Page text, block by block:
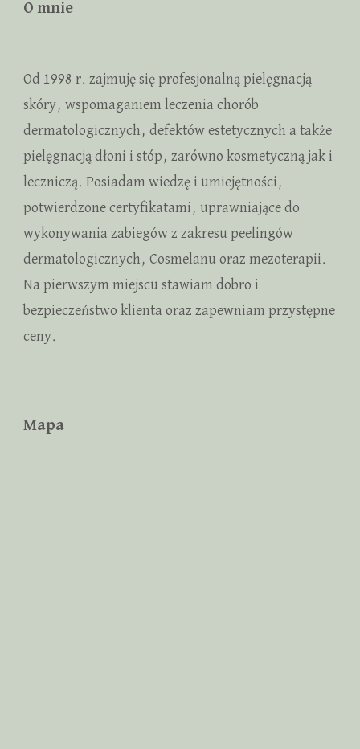
O mnie
Od 1998 r. zajmuję się profesjonalną pielęgnacją
skóry, wspomaganiem leczenia chorób
dermatologicznych, defektów estetycznych a także
pielęgnacją dłoni i stóp, zarówno kosmetyczną jak i
leczniczą. Posiadam wiedzę i umiejętności,
potwierdzone certyfikatami, uprawniające do
wykonywania zabiegów z zakresu peelingów
dermatologicznych, Cosmelanu oraz mezoterapii.
Na pierwszym miejscu stawiam dobro i
bezpieczeństwo klienta oraz zapewniam przystępne
ceny.
Mapa